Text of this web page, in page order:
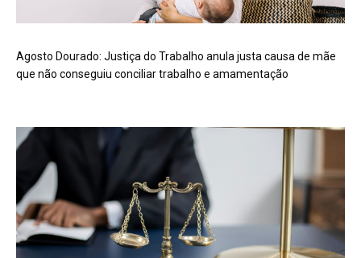
Agosto Dourado: Justiça do Trabalho anula justa causa de mãe
que não conseguiu conciliar trabalho e amamentação